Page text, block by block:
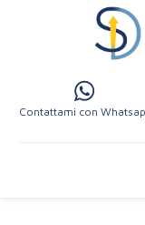
Contattami con